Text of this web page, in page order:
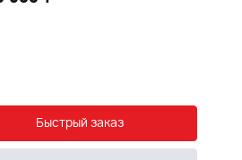
Быстрый заказ